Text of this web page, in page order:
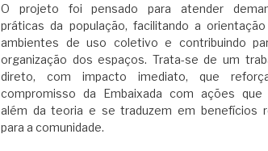
O projeto foi pensado para atender
práticas da população, facilitando a
ambientes de uso coletivo e contribuindo
organização dos espaços. Trata-se de um
direto, com impacto imediato, que
compromisso da Embaixada com ações que
além da teoria e se traduzem em benefícios
para a comunidade.